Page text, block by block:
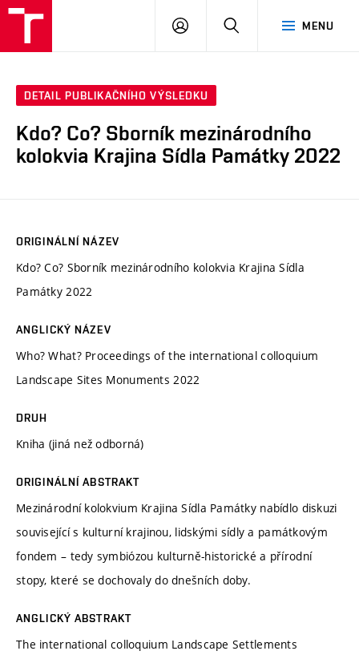
MENU
PŘIHLÁSIT
DETAIL PUBLIKAČNÍHO VÝSLEDKU
Kdo? Co? Sborník mezinárodního
kolokvia Krajina Sídla Památky 2022
ORIGINÁLNÍ NÁZEV
Kdo? Co? Sborník mezinárodního kolokvia Krajina Sídla
Památky 2022
ANGLICKÝ NÁZEV
Who? What? Proceedings of the international colloquium
Landscape Sites Monuments 2022
DRUH
Kniha (jiná než odborná)
ORIGINÁLNÍ ABSTRAKT
Mezinárodní kolokvium Krajina Sídla Památky nabídlo diskuzi
související s kulturní krajinou, lidskými sídly a památkovým
fondem – tedy symbiózou kulturně-historické a přírodní
stopy, které se dochovaly do dnešních doby.
ANGLICKÝ ABSTRAKT
The international colloquium Landscape Settlements